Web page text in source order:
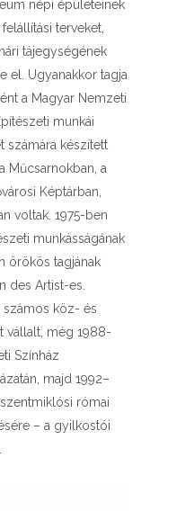
népi épületeinek
terveket,
tájegységének
el. Ugyanakkor tagja
a Magyar Nemzeti
munkái
számára készített
Műcsarnokban, a
Képtárban,
voltak. 1975-ben
munkásságának
örökös tagjának
des Artist-es.
számos köz- és
vállalt, még 1988-
Színház
majd 1992–
római
– a gyilkostói